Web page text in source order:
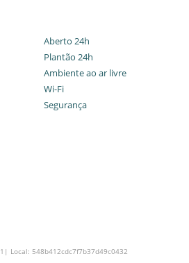
Aberto 24h
Plantão 24h
Ambiente ao ar livre
Wi-Fi
Segurança
Local: 548b412cdc7f7b37d49c0432